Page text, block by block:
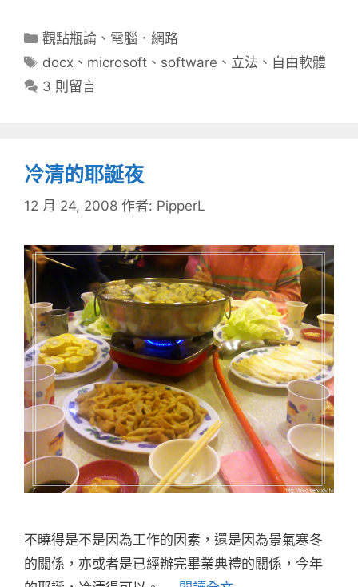
分
類
觀點瓶論 、 電腦．網路
標
籤
docx 、 microsoft 、 software 、 立法 、 自由軟體
3 則留言
冷清的耶誕夜
12 月 24, 2008 作者: PipperL
不曉得是不是因為工作的因素，還是因為景氣寒冬
的關係，亦或者是已經辦完畢業典禮的關係，今年